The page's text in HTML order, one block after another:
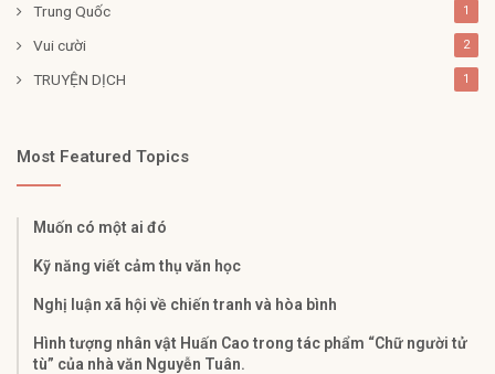
Trung Quốc 1
Vui cười 2
TRUYỆN DỊCH 1
Most Featured Topics
Muốn có một ai đó
Kỹ năng viết cảm thụ văn học
Nghị luận xã hội về chiến tranh và hòa bình
Hình tượng nhân vật Huấn Cao trong tác phẩm “Chữ người tử
tù” của nhà văn Nguyễn Tuân.